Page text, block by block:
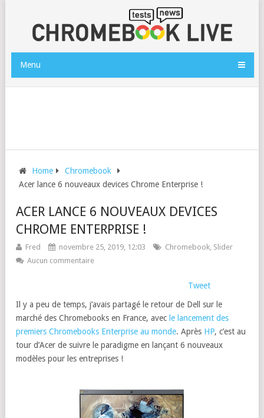
Menu
Home
Chromebook
Acer lance 6 nouveaux devices Chrome Enterprise !
ACER LANCE 6 NOUVEAUX DEVICES
CHROME ENTERPRISE !
Fred novembre 25, 2019, 12:03 Chromebook, Slider
Aucun commentaire
Tweet
Il y a peu de temps, j’avais partagé le retour de Dell sur le
marché des Chromebooks en France, avec le lancement des
premiers Chromebooks Enterprise au monde. Après HP, c’est au
tour d’Acer de suivre le paradigme en lançant 6 nouveaux
modèles pour les entreprises !